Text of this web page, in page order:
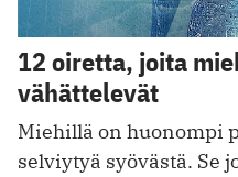
12 oiretta, joita
vähättelevät
Miehillä on huonompi
selviytyä syövästä. Se